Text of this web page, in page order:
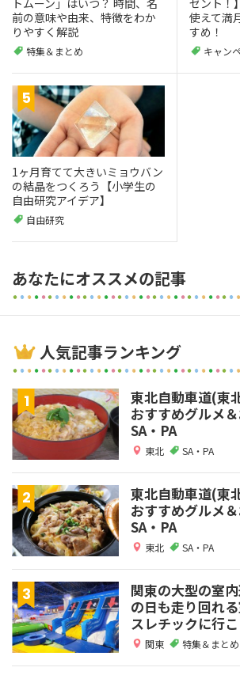
前の意味や由来、特徴をわか
りやすく解説
特集＆まとめ
使えて満
すめ！
キャン
1ヶ月育てて大きいミョウバン
の結晶をつくろう【小学生の
自由研究アイデア】
自由研究
あなたにオススメの記事
人気記事ランキング
東北自動車道(東
おすすめグルメ
SA・PA
東北 SA・PA
東北自動車道(東
おすすめグルメ
SA・PA
東北 SA・PA
関東の大型の室
の日も走り回れ
スレチックに行こ
関東 特集＆まとめ